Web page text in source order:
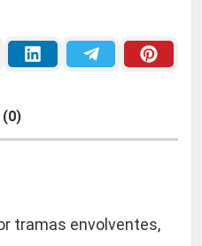
(0)
tramas envolventes,